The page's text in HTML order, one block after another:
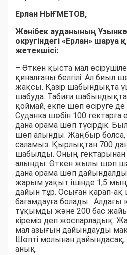
Ерлан НЫҒМЕТОВ,
Жәнібек ауданының
округіндегі «Ерлан»
жетекшісі:
– Өткен қыста мал
қиналғаны белгілі. Ал
жақсы. Қазір шабындықта
шабуда. Табиғи
қоймай, екпе шөп өсіруге
Суданка шөбін 100 гектарға
дана орама шөп түсірдік.
шөп алынды. Жаңбыр болса,
саламыз. Қырлықтан 700
шабылды. Оның гектарынан
алынды. Өткен жылы шөп
дана орама шөп дайындалды.
жарым уақыт ішінде 1,5
дайын тұр. Осыған қарап-
бағамдауға болады. Алдағы
тұқымды және 200 бас
кіреміз деп
мал азығын дайындауды
Шөпті молынан
анық.